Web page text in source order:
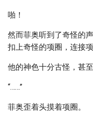
啪！
然而菲奥听到了奇怪的
扣上奇怪的项圈，连接
他的神色十分古怪，甚
“……”
菲奥歪着头摸着项圈。